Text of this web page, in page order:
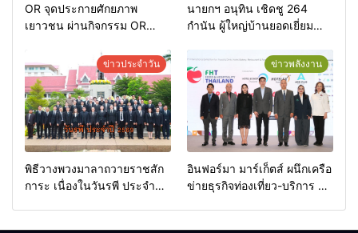
OR จุดประกายศักยภาพ
เยาวชน ผ่านกิจกรรม OR
นายกฯ อนุทิน เชิดชู 264
กำนัน ผู้ใหญ่บ้านยอดเยี่ยม
เกียรติยศแห่งการเสียสละ”
ข่าวประจำวัน
พิธีวางพวงมาลาถวายราชสัก
การะ เนื่องในวันรพี ประจำปี
ข่าวพลังงาน
อินฟอร์มา มาร์เก็ตส์ ผนึกเครือ
ข่ายธุรกิจท่องเที่ยว-บริการ จัด